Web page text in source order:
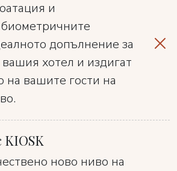
и
допълнение за
вашия хотел и издигат
на вашите гости на
ново ниво на